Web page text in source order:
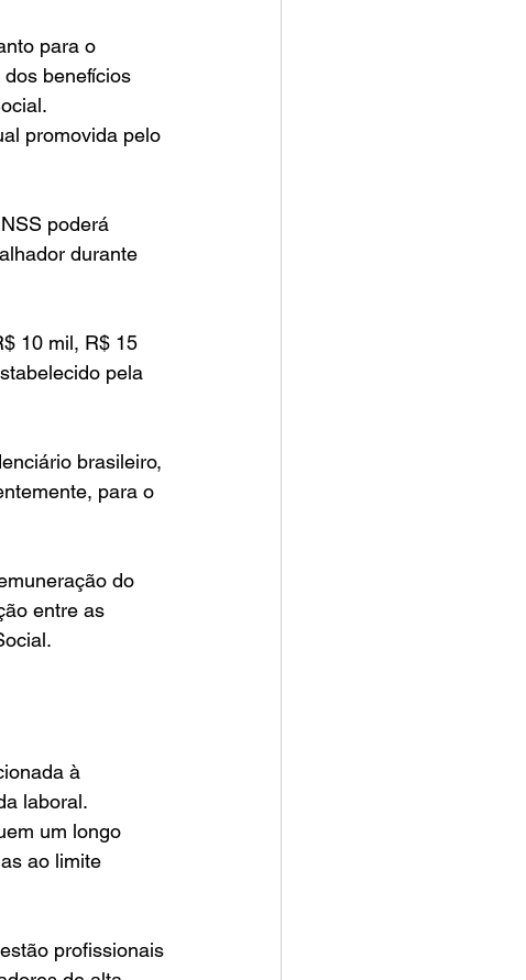
para o
benefícios
promovida pelo
poderá
durante
10 mil, R$ 15
pela
brasileiro,
para o
do
entre as
à
laboral.
um longo
ao limite
profissionais